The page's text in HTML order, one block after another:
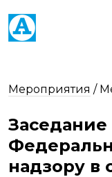
Мероприятия /
надзору в